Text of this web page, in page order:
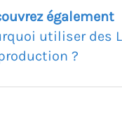
également
utiliser des
?